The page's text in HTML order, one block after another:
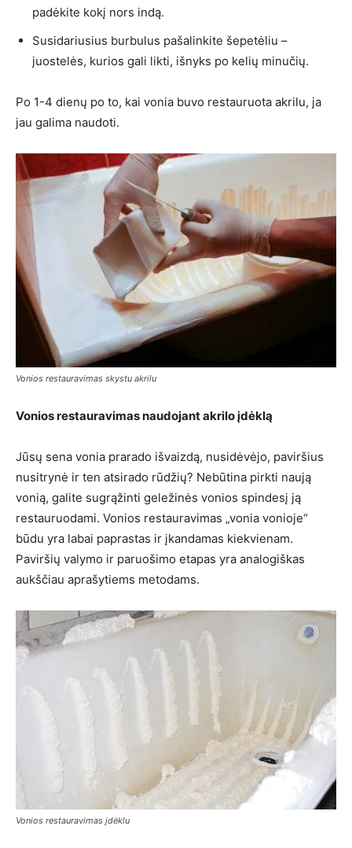
padėkite kokį nors indą.
Susidariusius burbulus pašalinkite šepetėliu –
juostelės, kurios gali likti, išnyks po kelių minučių.
Po 1-4 dienų po to, kai vonia buvo restauruota akrilu, ja
jau galima naudoti.
Vonios restauravimas skystu akrilu
Vonios restauravimas naudojant akrilo įdėklą
Jūsų sena vonia prarado išvaizdą, nusidėvėjo, paviršius
nusitrynė ir ten atsirado rūdžių? Nebūtina pirkti naują
vonią, galite sugrąžinti geležinės vonios spindesį ją
restauruodami. Vonios restauravimas „vonia vonioje“
būdu yra labai paprastas ir įkandamas kiekvienam.
Paviršių valymo ir paruošimo etapas yra analogiškas
aukščiau aprašytiems metodams.
Vonios restauravimas įdėklu